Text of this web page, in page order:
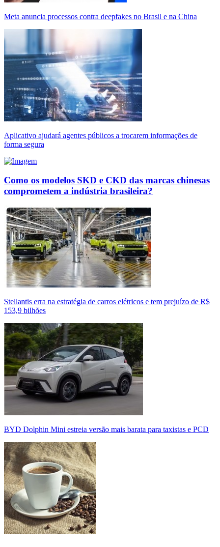
Meta anuncia processos contra deepfakes no Brasil e na China
Aplicativo ajudará agentes públicos a trocarem informações de
forma segura
Como os modelos SKD e CKD das marcas chinesas
comprometem a indústria brasileira?
Stellantis erra na estratégia de carros elétricos e tem prejuízo de R$
153,9 bilhões
BYD Dolphin Mini estreia versão mais barata para taxistas e PCD